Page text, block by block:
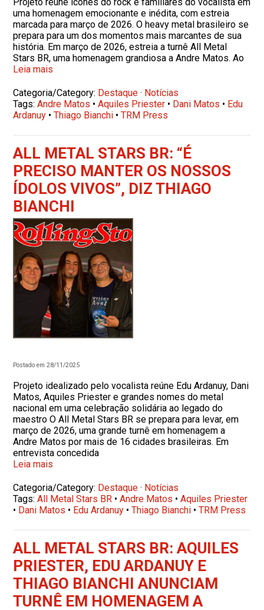
uma homenagem emocionante e inédita, com estreia
marcada para março de 2026. O heavy metal brasileiro se
prepara para um dos momentos mais marcantes de sua
história. Em março de 2026, estreia a turnê All Metal
Stars BR, uma homenagem grandiosa a Andre Matos. Ao
Leia mais
Categoria/Category: Destaque · Notícias
Tags:Andre Matos •Aquiles Priester • Dani Matos • Edu
Ardanuy •Thiago Bianchi •TRM Press
ALL METAL STARS BR: “É
PRECISO MANTER OS NOSSOS
ÍDOLOS VIVOS”, DIZ THIAGO
BIANCHI
Postado em 28/11/2025
Projeto idealizado pelo vocalista reúne Edu Ardanuy, Dani
Matos, Aquiles Priester e grandes nomes do metal
nacional em uma celebração solidária ao legado do
maestro O All Metal Stars BR se prepara para levar, em
março de 2026, uma grande turnê em homenagem a
Andre Matos por mais de 16 cidades brasileiras. Em
entrevista concedida
Leia mais
Categoria/Category: Destaque · Notícias
Tags:All Metal Stars BR •Andre Matos •Aquiles Priester
• Dani Matos • Edu Ardanuy •Thiago Bianchi •TRM Press
ALL METAL STARS BR: AQUILES
PRIESTER, EDU ARDANUY E
THIAGO BIANCHI ANUNCIAM
TURNÊ EM HOMENAGEM A